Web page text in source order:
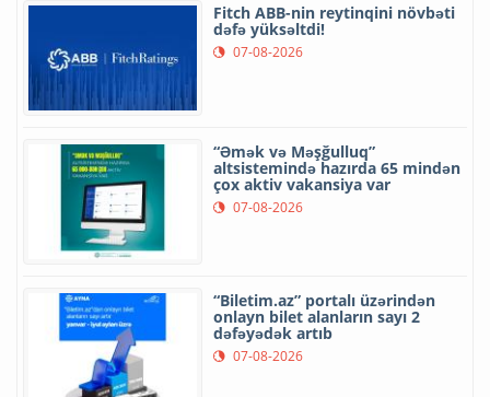
Fitch ABB-nin reytinqini növbəti
dəfə yüksəltdi!
07-08-2026
“Əmək və Məşğulluq”
altsistemində hazırda 65 mindən
çox aktiv vakansiya var
07-08-2026
“Biletim.az” portalı üzərindən
onlayn bilet alanların sayı 2
dəfəyədək artıb
07-08-2026